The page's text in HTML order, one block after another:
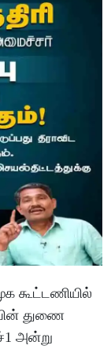
கூட்டணியில்
துணை
அன்று